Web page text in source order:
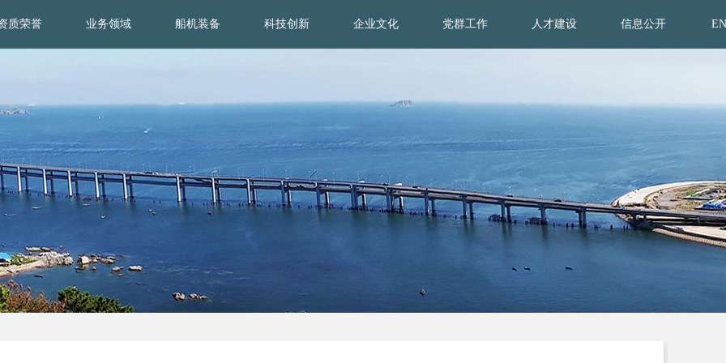
质荣誉 业务领域 船机装备 科技创新 企业文化 党群工作 人才建设 信息公开 EN